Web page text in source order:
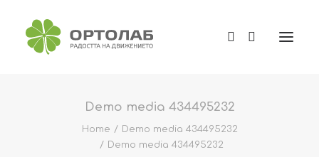
Demo media 434495232
Home
Demo media 434495232
Demo media 434495232